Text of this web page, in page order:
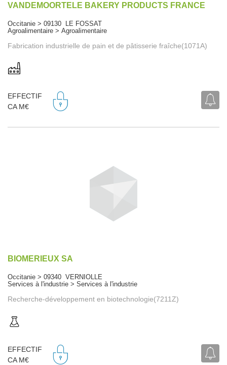
VANDEMOORTELE BAKERY PRODUCTS FRANCE
Occitanie > 09130 LE FOSSAT
Agroalimentaire > Agroalimentaire
Fabrication industrielle de pain et de pâtisserie fraîche(1071A)
EFFECTIF
CA M€
BIOMERIEUX SA
Occitanie > 09340 VERNIOLLE
Services à l'industrie > Services à l'industrie
Recherche-développement en biotechnologie(7211Z)
EFFECTIF
CA M€